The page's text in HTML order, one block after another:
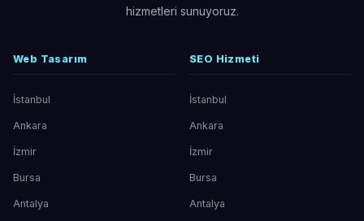
hizmetleri sunuyoruz.
Web Tasarım
İstanbul
Ankara
İzmir
Bursa
Antalya
SEO Hizmeti
İstanbul
Ankara
İzmir
Bursa
Antalya